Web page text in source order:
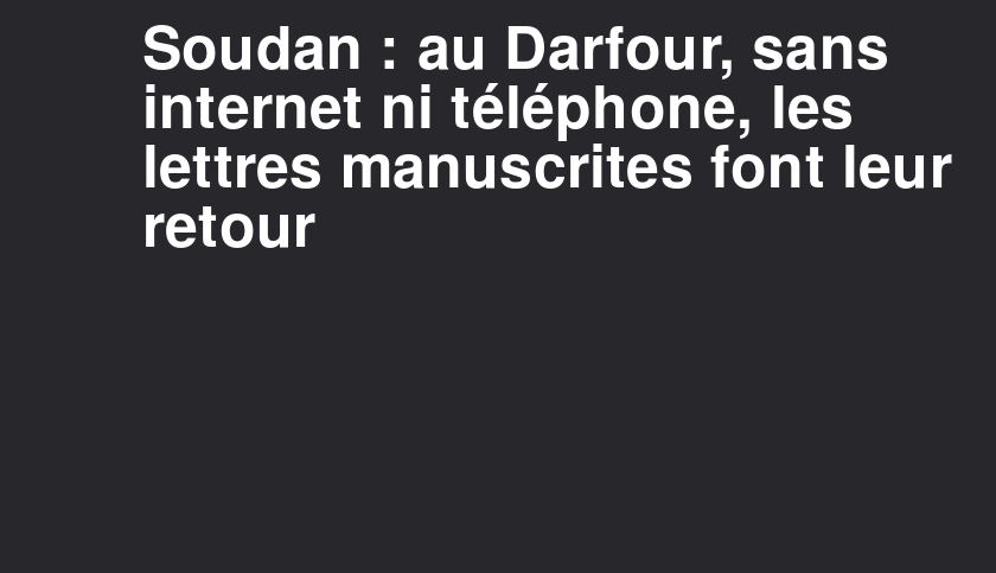
Soudan : au Darfour, sans
internet ni téléphone, les
lettres manuscrites font leur
retour